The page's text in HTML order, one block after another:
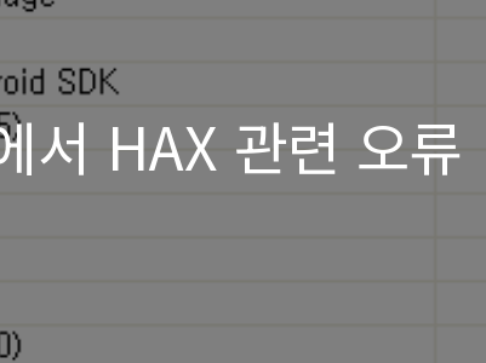
서 HAX 관련 오류